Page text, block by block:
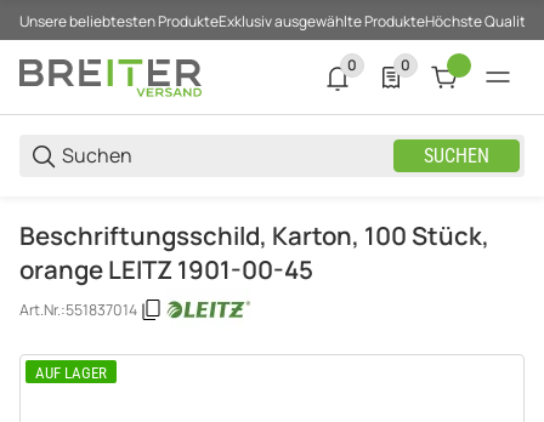
Unsere beliebtesten ProdukteExklusiv ausgewählte ProdukteHöchste Qualität
SUCHEN
0
0 neue Notifizierungen
0
0 Produkte in der
Beschriftungsschild, Karton, 100 Stück,
orange LEITZ 1901-00-45
Art.Nr.:551837014
AUF LAGER